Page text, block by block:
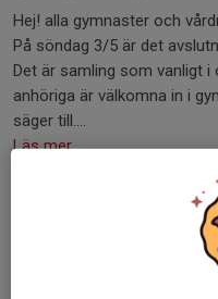
Hej! alla gymnaster och
På söndag 3/5 är det
Det är samling som vanligt
anhöriga är välkomna in i
säger till....
Läs mer
0